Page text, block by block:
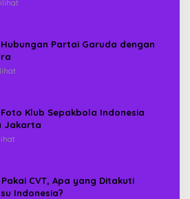
Hubungan Partai Garuda dengan
Klub Sepakbola Indonesia
Jakarta
CVT, Apa yang Ditakuti
Indonesia?